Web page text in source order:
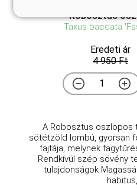
Robosztus
Taxus baccata
Eredeti ár
4 950 Ft
A Robosztus oszlopos
sötétzöld lombú, gyorsan
fajtája, melynek
Rendkívül szép sövény
tulajdonságok